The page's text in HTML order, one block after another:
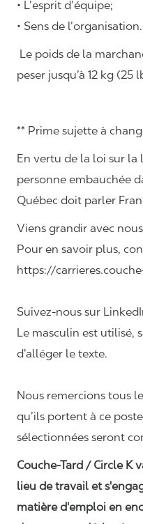
• L’esprit d’équipe;
• Sens de l’organisation.
Le poids de la
peser jusqu’à 12 kg (25
** Prime sujette à
En vertu de la loi sur
personne embauchée
Québec doit parler
Viens grandir avec
Pour en savoir plus,
https://
Suivez-nous sur
Le masculin est utilisé,
d’alléger le texte.
Nous remercions tous
qu’ils portent à ce
sélectionnées seront
Couche-Tard / Circle K
lieu de travail et
matière d'emploi en